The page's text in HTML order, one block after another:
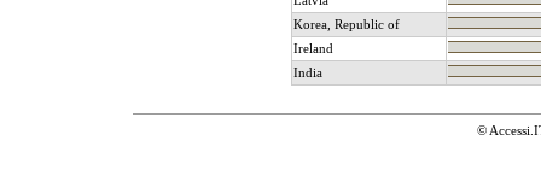
Korea, Republic of
Ireland
India
©